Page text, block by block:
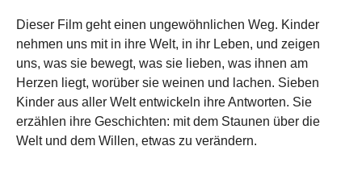
Dieser Film geht einen ungewöhnlichen Weg. Kinder
nehmen uns mit in ihre Welt, in ihr Leben, und zeigen
uns, was sie bewegt, was sie lieben, was ihnen am
Herzen liegt, worüber sie weinen und lachen. Sieben
Kinder aus aller Welt entwickeln ihre Antworten. Sie
erzählen ihre Geschichten: mit dem Staunen über die
Welt und dem Willen, etwas zu verändern.